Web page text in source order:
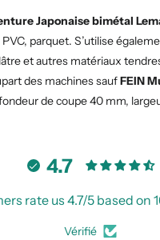
Japonaise bimétal
parquet. S’utilise
et autres matériaux
des machines saufFEIN
de coupe 40 mm,
4.7
rate us 4.7/5 based on
Vérifié